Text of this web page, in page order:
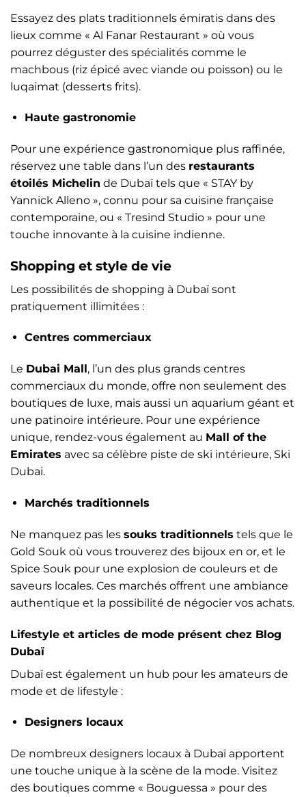
Essayez des plats traditionnels émiratis dans des
lieux comme « Al Fanar Restaurant » où vous
pourrez déguster des spécialités comme le
machbous (riz épicé avec viande ou poisson) ou le
luqaimat (desserts frits).
Haute gastronomie
Pour une expérience gastronomique plus raffinée,
réservez une table dans l’un des restaurants
étoilés Michelin de Dubaï tels que « STAY by
Yannick Alleno », connu pour sa cuisine française
contemporaine, ou « Tresind Studio » pour une
touche innovante à la cuisine indienne.
Shopping et style de vie
Les possibilités de shopping à Dubaï sont
pratiquement illimitées :
Centres commerciaux
Le Dubai Mall, l’un des plus grands centres
commerciaux du monde, offre non seulement des
boutiques de luxe, mais aussi un aquarium géant et
une patinoire intérieure. Pour une expérience
unique, rendez-vous également au Mall of the
Emirates avec sa célèbre piste de ski intérieure, Ski
Dubai.
Marchés traditionnels
Ne manquez pas les souks traditionnels tels que le
Gold Souk où vous trouverez des bijoux en or, et le
Spice Souk pour une explosion de couleurs et de
saveurs locales. Ces marchés offrent une ambiance
authentique et la possibilité de négocier vos achats.
Lifestyle et articles de mode présent chez Blog
Dubaï
Dubaï est également un hub pour les amateurs de
mode et de lifestyle :
Designers locaux
De nombreux designers locaux à Dubaï apportent
une touche unique à la scène de la mode. Visitez
des boutiques comme « Bouguessa » pour des